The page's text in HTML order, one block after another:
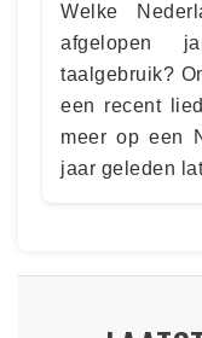
Welke
afgelopen
taalgebruik?
een recent
meer op een
jaar geleden